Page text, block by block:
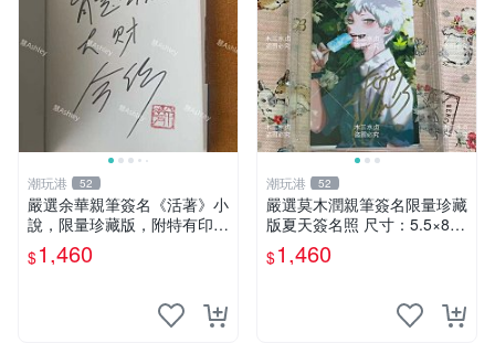
潮玩港 52
嚴選余華親筆簽名《活著》小
說，限量珍藏版，附特有印
章。 活著 小說 簽名書
$1,460
潮玩港 52
嚴選莫木潤親筆簽名限量珍藏
版夏天簽名照 尺寸：5.5×8.4
公分 附原裝相框 推薦收藏家
必備 《光死去的夏天》《Th
$1,460